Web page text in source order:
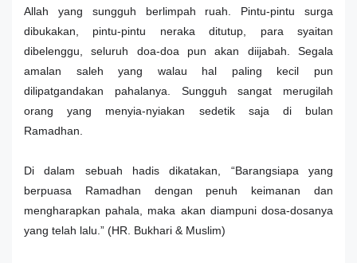
Allah yang sungguh berlimpah ruah. Pintu-pintu surga
dibukakan, pintu-pintu neraka ditutup, para syaitan
dibelenggu, seluruh doa-doa pun akan diijabah. Segala
amalan saleh yang walau hal paling kecil pun
dilipatgandakan pahalanya. Sungguh sangat merugilah
orang yang menyia-nyiakan sedetik saja di bulan
Ramadhan.
Di dalam sebuah hadis dikatakan, “Barangsiapa yang
berpuasa Ramadhan dengan penuh keimanan dan
mengharapkan pahala, maka akan diampuni dosa-dosanya
yang telah lalu.” (HR. Bukhari & Muslim)